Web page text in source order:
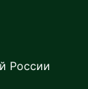
России